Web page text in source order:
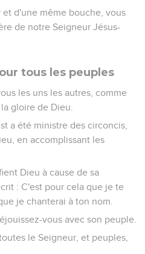
d'une même bouche, vous
de notre Seigneur Jésus-
tous les peuples
les uns les autres, comme
gloire de Dieu.
a été ministre des circoncis,
en accomplissant les
Dieu à cause de sa
: C'est pour cela que je te
je chanterai à ton nom.
vous avec son peuple.
le Seigneur, et peuples,